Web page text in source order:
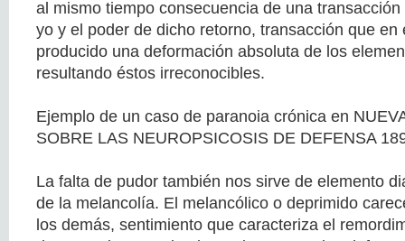
al mismo tiempo consecuencia de una
yo y el poder de dicho retorno, transacción que en
producido una deformación absoluta de los
resultando éstos irreconocibles.
Ejemplo de un caso de paranoia crónica en
SOBRE LAS NEUROPSICOSIS DE DEFENSA
La falta de pudor también nos sirve de elemento
de la melancolía. El melancólico o deprimido
los demás, sentimiento que caracteriza el